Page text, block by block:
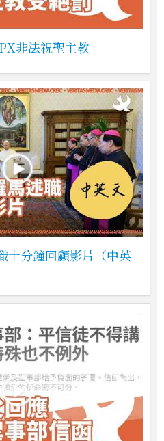
非法祝聖主教
十分鐘回顧影片（中英